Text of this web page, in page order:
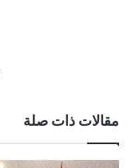
مقالات ذات صلة